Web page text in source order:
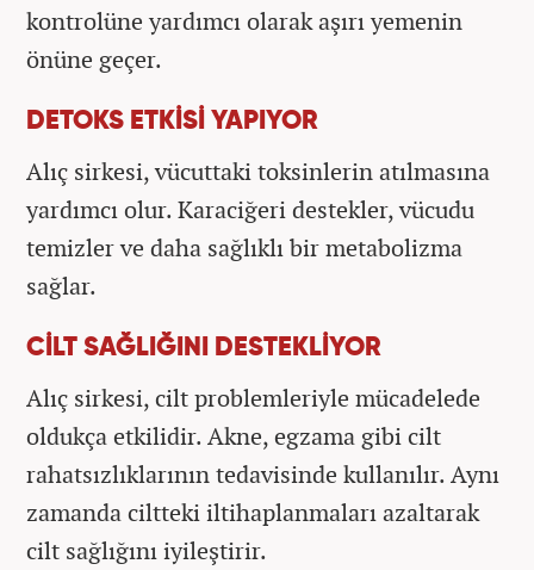
kontrolüne yardımcı olarak aşırı yemenin
önüne geçer.
DETOKS ETKİSİ YAPIYOR
Alıç sirkesi, vücuttaki toksinlerin atılmasına
yardımcı olur. Karaciğeri destekler, vücudu
temizler ve daha sağlıklı bir metabolizma
sağlar.
CİLT SAĞLIĞINI DESTEKLİYOR
Alıç sirkesi, cilt problemleriyle mücadelede
oldukça etkilidir. Akne, egzama gibi cilt
rahatsızlıklarının tedavisinde kullanılır. Aynı
zamanda ciltteki iltihaplanmaları azaltarak
cilt sağlığını iyileştirir.